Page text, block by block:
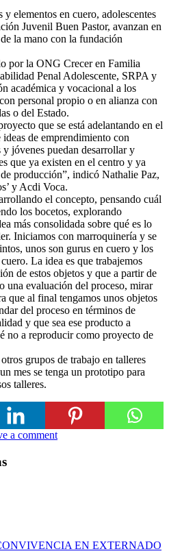
elementos en cuero, adolescentes
Juvenil Buen Pastor, avanzan en
la mano con la fundación
por la ONG Crecer en Familia
Penal Adolescente, SRPA y
académica y vocacional a los
personal propio o en alianza con
o del Estado.
que se está adelantando en el
de emprendimiento con
jóvenes puedan desarrollar y
que ya existen en el centro y ya
producción”, indicó Nathalie Paz,
y Acdi Voca.
el concepto, pensando cuál
los bocetos, explorando
más consolidada sobre qué es lo
Iniciamos con marroquinería y se
unos son gurus en cuero y los
La idea es que trabajemos
de estos objetos y que a partir de
una evaluación del proceso, mirar
que al final tengamos unos objetos
del proceso en términos de
y que sea ese producto a
no a reproducir como proyecto de
grupos de trabajo en talleres
mes se tenga un prototipo para
talleres.
a comment
EN EXTERNADO